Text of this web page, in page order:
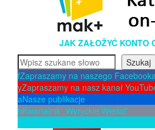
JAK ZAŁOŻYĆ KONTO
Szukaj
Szukaj
fZapraszamy na naszego
yZapraszamy na nasz kanał
aNasze publikacje
bKwartalnik „Wyryckie Wieści”